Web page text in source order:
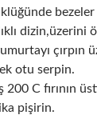
bezeler
dizin,üzerini
çırpın
otu serpin.
200 C fırının
pişirin.